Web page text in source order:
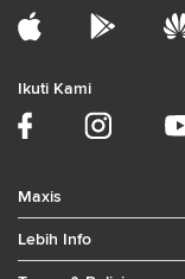
Ikuti Kami
Maxis
Lebih Info